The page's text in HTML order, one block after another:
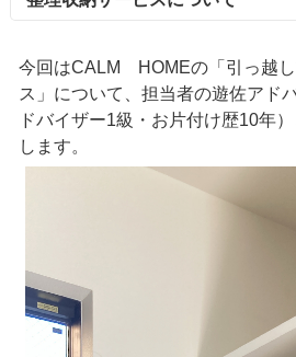
今回はCALM HOMEの「引っ越
ス」について、担当者の遊佐アド
ドバイザー1級・お片付け歴10年
します。